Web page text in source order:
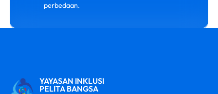
perbedaan.
YAYASAN INKLUSI
PELITA BANGSA